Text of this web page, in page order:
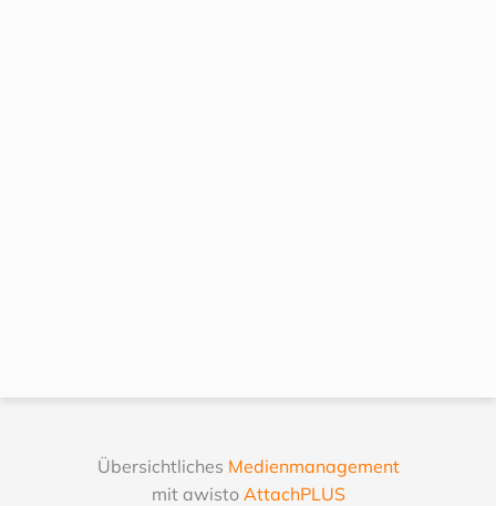
Übersichtliches Medienmanagement
mit awisto AttachPLUS